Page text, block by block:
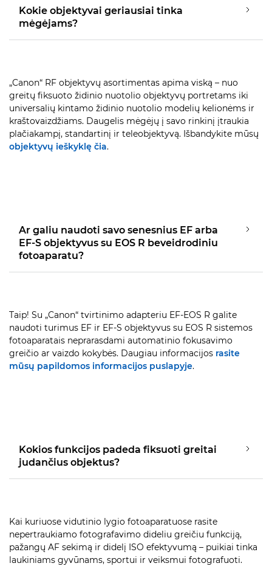
Kokie objektyvai geriausiai tinka
mėgėjams?
„Canon“ RF objektyvų asortimentas apima viską – nuo
greitų fiksuoto židinio nuotolio objektyvų portretams iki
universalių kintamo židinio nuotolio modelių kelionėms ir
kraštovaizdžiams. Daugelis mėgėjų į savo rinkinį įtraukia
plačiakampį, standartinį ir teleobjektyvą. Išbandykite mūsų
objektyvų ieškyklę čia.
Ar galiu naudoti savo senesnius EF arba
EF-S objektyvus su EOS R beveidrodiniu
fotoaparatu?
Taip! Su „Canon“ tvirtinimo adapteriu EF-EOS R galite
naudoti turimus EF ir EF-S objektyvus su EOS R sistemos
fotoaparatais neprarasdami automatinio fokusavimo
greičio ar vaizdo kokybės. Daugiau informacijos rasite
mūsų papildomos informacijos puslapyje.
Kokios funkcijos padeda fiksuoti greitai
judančius objektus?
Kai kuriuose vidutinio lygio fotoaparatuose rasite
nepertraukiamo fotografavimo dideliu greičiu funkciją,
pažangų AF sekimą ir didelį ISO efektyvumą – puikiai tinka
laukiniams gyvūnams, sportui ir veiksmui fotografuoti.